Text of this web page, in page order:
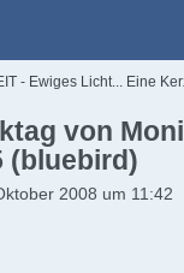
- Ewiges Licht... Eine
von
(bluebird)
2008 um 11:42